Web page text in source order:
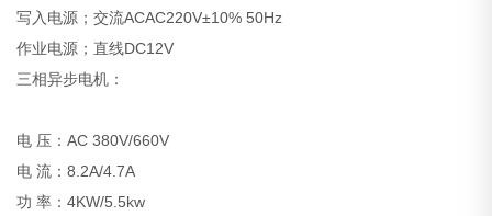
写入电源；交流ACAC220V±10% 50Hz
作业电源；直线DC12V
三相异步电机：
电 压：AC 380V/660V
电 流：8.2A/4.7A
功 率：4KW/5.5kw